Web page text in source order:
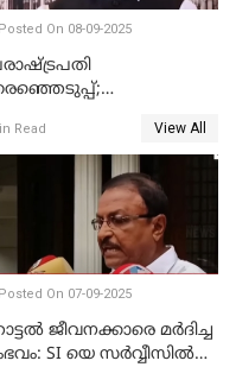
Posted On 08-09-2025
ജസ്റ്റിസ് ബി.
Read View All
Posted On 07-09-2025
ജീവനക്കാരെ മർദിച്ച
SI യെ സർവ്വീസിൽ